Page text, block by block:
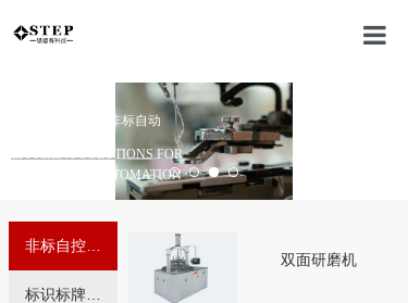
西安思德普机电 非标自动
EFFICIENT SOLUTIONS FOR
INDUSTRIAL AUTOMATION
非标自控设备
双面研磨机